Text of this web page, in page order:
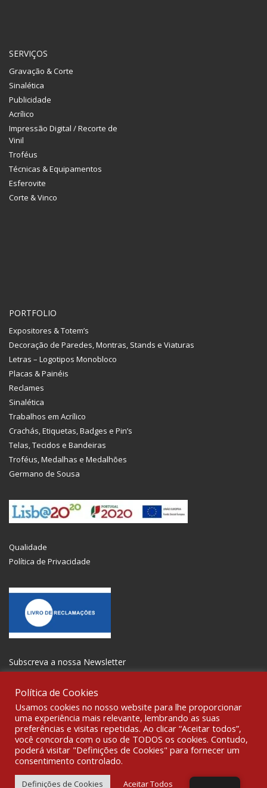
SERVIÇOS
Gravação & Corte
Sinalética
Publicidade
Acrílico
Impressão Digital / Recorte de
Vinil
Troféus
Técnicas & Equipamentos
Esferovite
Corte & Vinco
PORTFOLIO
Expositores & Totem’s
Decoração de Paredes, Montras, Stands e Viaturas
Letras – Logotipos Monobloco
Placas & Painéis
Reclames
Sinalética
Trabalhos em Acrílico
Crachás, Etiquetas, Badges e Pin’s
Telas, Tecidos e Bandeiras
Troféus, Medalhas e Medalhões
Germano de Sousa
Qualidade
Política de Privacidade
Subscreva a nossa Newsletter
SOCIALIZE
© 2021 All rights reserved Gravoplot-Gravação,Impressão e
Sinalética Lda. WebDesign:
Fibra Design.
Política de Cookies
Usamos cookies no nosso website para lhe proporcionar
uma experiência mais relevante, lembrando as suas
preferências e visitas repetidas. Ao clicar “Aceitar todos”,
você concorda com o uso de TODOS os cookies. Contudo,
poderá visitar "Definições de Cookies" para fornecer um
consentimento controlado.
Definições de Cookies Aceitar Todos